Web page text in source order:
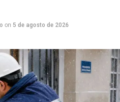
on 5 de agosto de 2026